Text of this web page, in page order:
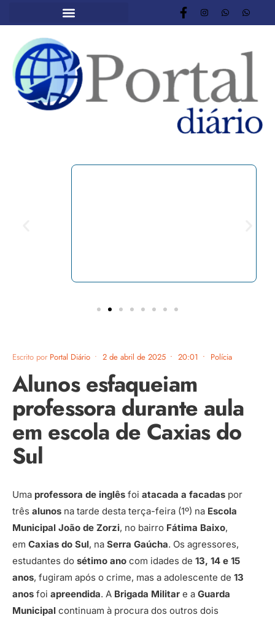
Escrito por Portal Diário • 2 de abril de 2025 • 20:01 • Polícia
Alunos esfaqueiam
professora durante aula
em escola de Caxias do
Sul
Uma professora de inglês foi atacada a facadas por
três alunos na tarde desta terça-feira (1º) na Escola
Municipal João de Zorzi, no bairro Fátima Baixo,
em Caxias do Sul, na Serra Gaúcha. Os agressores,
estudantes do sétimo ano com idades de 13, 14 e 15
anos, fugiram após o crime, mas a adolescente de 13
anos foi apreendida. A Brigada Militar e a Guarda
Municipal continuam à procura dos outros dois